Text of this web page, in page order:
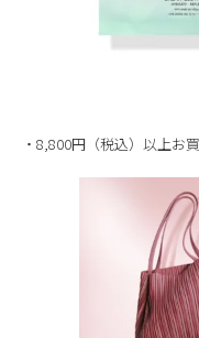
・8,800円（税込）以上お